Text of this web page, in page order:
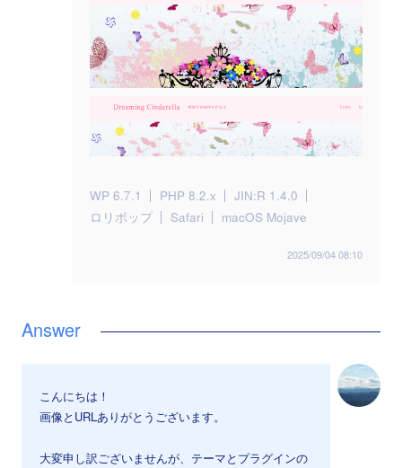
WP 6.7.1 PHP 8.2.x
JIN:R 1.4.0
ロリポップ
Safari macOS Mojave
2025/09/04 08:10
こんにちは！
画像とURLありがとうございます。
大変申し訳ございませんが、テーマとプラグインの